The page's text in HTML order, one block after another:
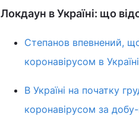
Локдаун в Україні: що
Степанов впевнений,
коронавірусом в Україні
В Україні на початку
коронавірусом за